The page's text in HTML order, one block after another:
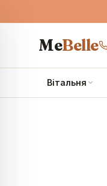
MeBelle
Вітальня